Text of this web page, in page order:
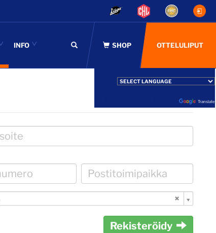
OTTELULIPUT
Translate
INFO
Rekisteröidy